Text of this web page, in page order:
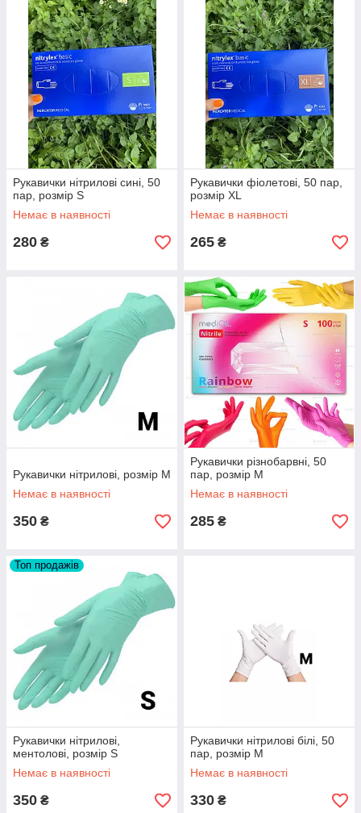
Рукавички нітрилові сині, 50
пар, розмір S
Немає в наявності
280 ₴
Рукавички фіолетові, 50 пар,
розмір XL
Немає в наявності
265 ₴
Рукавички нітрилові, розмір М
Немає в наявності
350 ₴
Рукавички різнобарвні, 50
пар, розмір М
Немає в наявності
285 ₴
Топ продажів
Рукавички нітрилові,
ментолові, розмір S
Немає в наявності
350 ₴
Рукавички нітрилові білі, 50
пар, розмір М
Немає в наявності
330 ₴